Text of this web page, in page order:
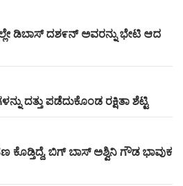
ಡಿಬಾಸ್ ದಶ೯ನ್ ಅವರನ್ನು ಭೇಟಿ ಆದ
ದತ್ತು ಪಡೆದುಕೊಂಡ ರಕ್ಷಿತಾ ಶೆಟ್ಟಿ
ಕೊಡ್ತಿದ್ದೆ, ಬಿಗ್ ಬಾಸ್ ಅಶ್ವಿನಿ ಗೌಡ ಭಾವುಕ